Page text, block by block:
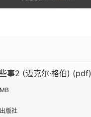
事2 (迈克尔·格伯) (pdf)
版社